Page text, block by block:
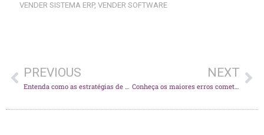
VENDER SISTEMA ERP, VENDER SOFTWARE
PREVIOUS
Entenda como as estratégias de Marketing Digital podem alavancar os resultados de sua Software House.
NEXT
Conheça os maiores erros cometidos na Gestão de Software Houses